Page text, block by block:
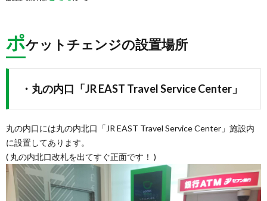
ポケットチェンジの設置場所
・丸の内口「JR EAST Travel Service Center」
丸の内口には丸の内北口「JR EAST Travel Service Center」施設内
に設置してあります。
( 丸の内北口改札を出てすぐ正面です！ )